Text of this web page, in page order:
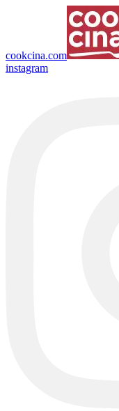
cookcina.com
instagram